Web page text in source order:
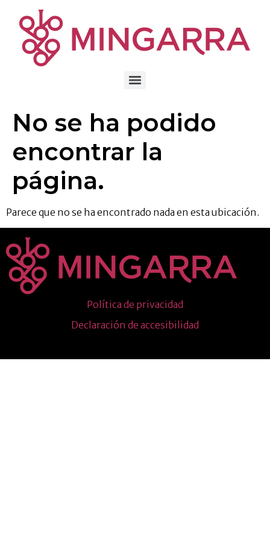
contenido
No se ha podido
encontrar la
página.
Parece que no se ha encontrado nada en esta ubicación.
Política de privacidad
Declaración de accesibilidad